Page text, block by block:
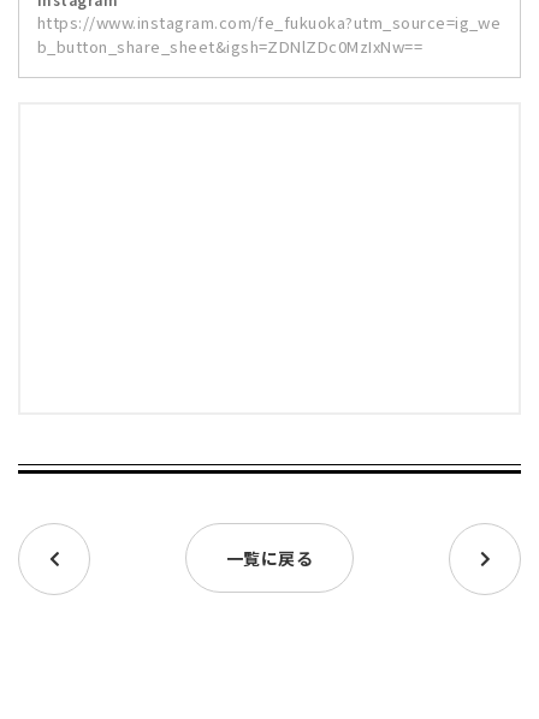
https://www.instagram.com/fe_fukuoka?utm_source=ig_we
b_button_share_sheet&igsh=ZDNlZDc0MzIxNw==
一覧に戻る